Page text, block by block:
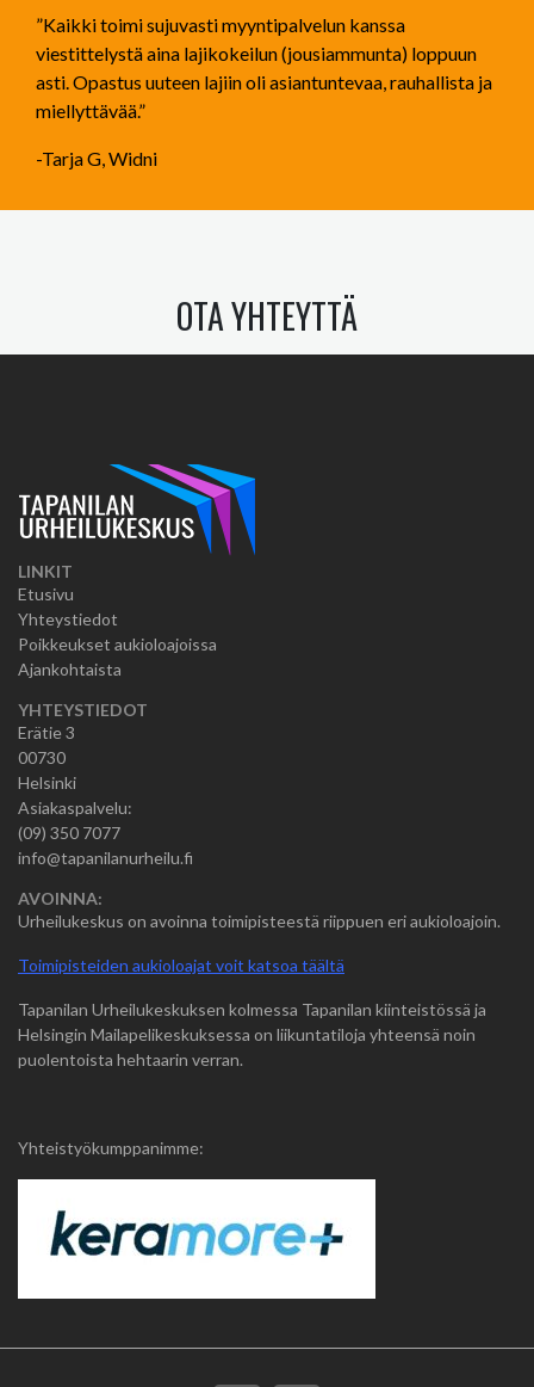
”Kaikki toimi sujuvasti myyntipalvelun kanssa
viestittelystä aina lajikokeilun (jousiammunta) loppuun
asti. Opastus uuteen lajiin oli asiantuntevaa, rauhallista ja
miellyttävää.”
-Tarja G, Widni
OTA YHTEYTTÄ
LINKIT
Etusivu
Yhteystiedot
Poikkeukset aukioloajoissa
Ajankohtaista
YHTEYSTIEDOT
Erätie 3
00730
Helsinki
Asiakaspalvelu:
(09) 350 7077
info@tapanilanurheilu.fi
AVOINNA:
Urheilukeskus on avoinna toimipisteestä riippuen eri aukioloajoin.
Toimipisteiden aukioloajat voit katsoa täältä
Tapanilan Urheilukeskuksen kolmessa Tapanilan kiinteistössä ja
Helsingin Mailapelikeskuksessa on liikuntatiloja yhteensä noin
puolentoista hehtaarin verran.
Yhteistyökumppanimme: